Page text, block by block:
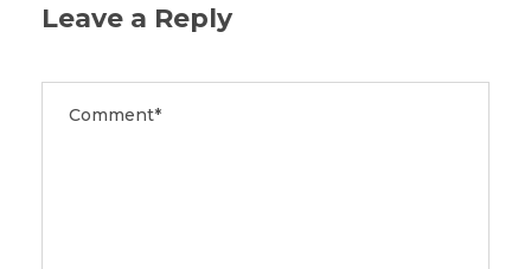
Leave a Reply